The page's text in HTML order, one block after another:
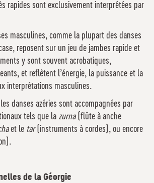
rapides sont exclusivement interprétées par
masculines, comme la plupart des danses
reposent sur un jeu de jambes rapide et
y sont souvent acrobatiques,
et reflètent l’énergie, la puissance et la
interprétations masculines.
danses azéries sont accompagnées par
tels que la zurna(flûte à anche
et le tar(instruments à cordes), ou encore
de la Géorgie